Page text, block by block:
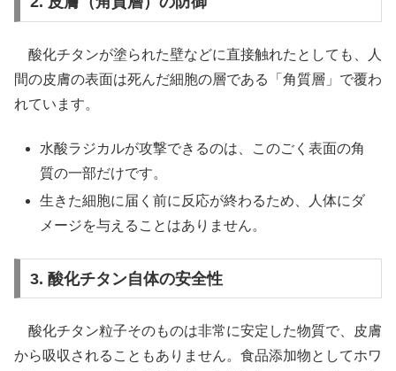
酸化チタンが塗られた壁などに直接触れたとしても、人
間の皮膚の表面は死んだ細胞の層である「角質層」で覆わ
れています。
水酸ラジカルが攻撃できるのは、このごく表面の角
質の一部だけです。
生きた細胞に届く前に反応が終わるため、人体にダ
メージを与えることはありません。
3. 酸化チタン自体の安全性
酸化チタン粒子そのものは非常に安定した物質で、皮膚
から吸収されることもありません。食品添加物としてホワ